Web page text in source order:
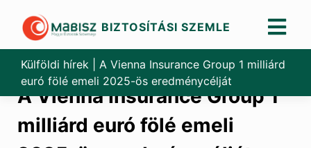
content
BIZTOSÍTÁSI SZEMLE
Külföldi hírek
A Vienna Insurance Group 1 milliárd
euró fölé emeli 2025-ös eredménycélját
A Vienna Insurance Group 1
milliárd euró fölé emeli